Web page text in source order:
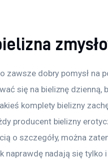
zawsze dobry pomysł na
się na bieliznę dzienną,
komplety bielizny
producent bielizny
o szczegóły, można
naprawdę nadają się tylko